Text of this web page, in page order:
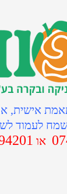
אישית,
לעמוד
או